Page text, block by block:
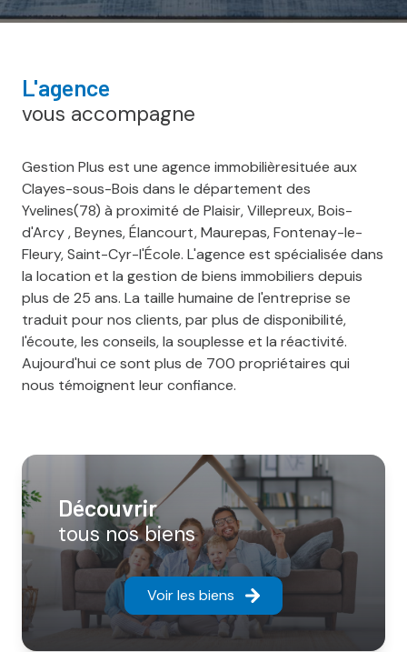
découvrir
tous nos biens
Voir les biens
l'agence
vous accompagne
Gestion Plus est une agence immobilièresituée aux
Clayes-sous-Bois dans le département des
Yvelines(78) à proximité de Plaisir, Villepreux, Bois-
d'Arcy , Beynes, Élancourt, Maurepas, Fontenay-le-
Fleury, Saint-Cyr-l'École. L'agence est spécialisée dans
la location et la gestion de biens immobiliers depuis
plus de 25 ans. La taille humaine de l'entreprise se
traduit pour nos clients, par plus de disponibilité,
l'écoute, les conseils, la souplesse et la réactivité.
Aujourd'hui ce sont plus de 700 propriétaires qui
nous témoignent leur confiance.